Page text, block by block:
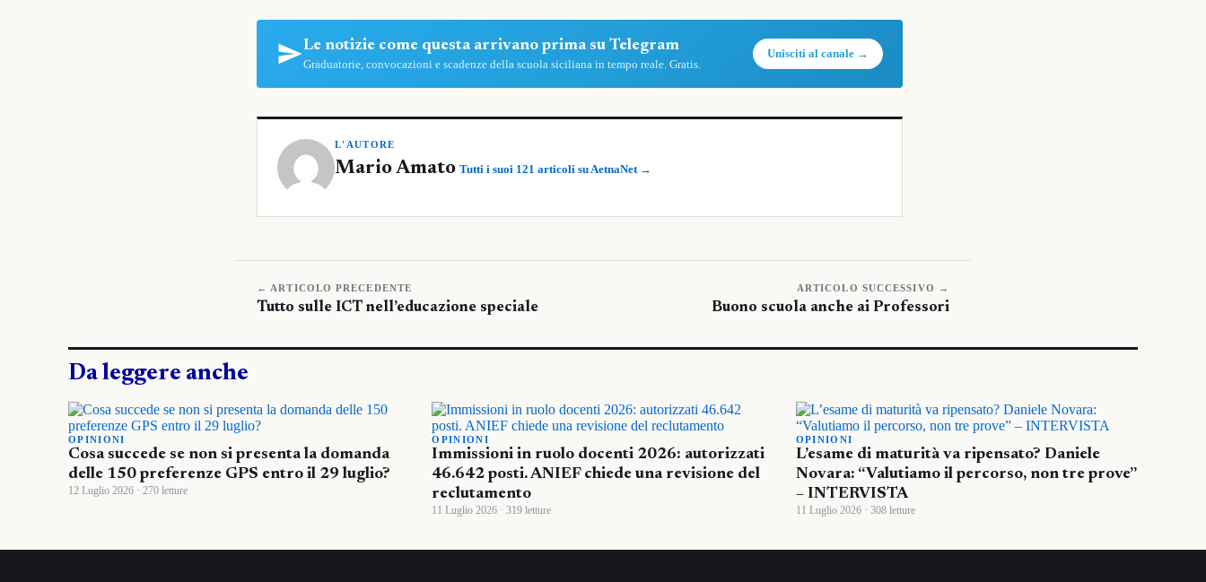
Le notizie come questa arrivano prima su Telegram
Graduatorie, convocazioni e scadenze della scuola siciliana in tempo reale. Gratis.
Unisciti al canale →
L'AUTORE
Mario Amato Tutti i suoi 121 articoli su AetnaNet →
← ARTICOLO PRECEDENTE
Tutto sulle ICT nell’educazione speciale
ARTICOLO SUCCESSIVO →
Buono scuola anche ai Professori
Da leggere anche
OPINIONI
Cosa succede se non si presenta la domanda
delle 150 preferenze GPS entro il 29 luglio?
12 Luglio 2026 · 270 letture
OPINIONI
Immissioni in ruolo docenti 2026: autorizzati
46.642 posti. ANIEF chiede una revisione del
reclutamento
11 Luglio 2026 · 319 letture
OPINIONI
L’esame di maturità va ripensato? Daniele
Novara: “Valutiamo il percorso, non tre prove”
– INTERVISTA
11 Luglio 2026 · 308 letture